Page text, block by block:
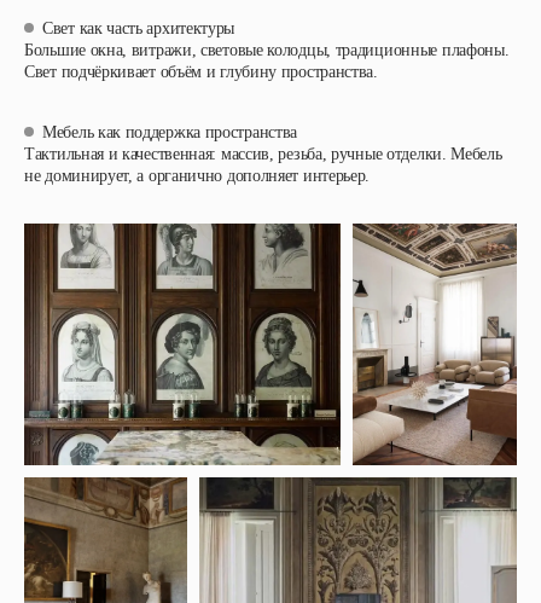
Свет как часть архитектуры
Большие окна, витражи, световые колодцы, традиционные плафоны.
Свет подчёркивает объём и глубину пространства.
Мебель как поддержка пространства
Тактильная и качественная: массив, резьба, ручные отделки. Мебель
не доминирует, а органично дополняет интерьер.